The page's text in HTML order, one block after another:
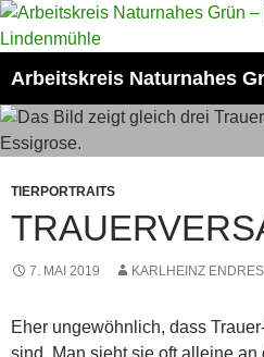
Zum
Inhalt
TIERPORTRAITS
7. MAI 2019 KARLHEINZ ENDRES
Eher ungewöhnlich, dass
sind. Man sieht sie oft alleine